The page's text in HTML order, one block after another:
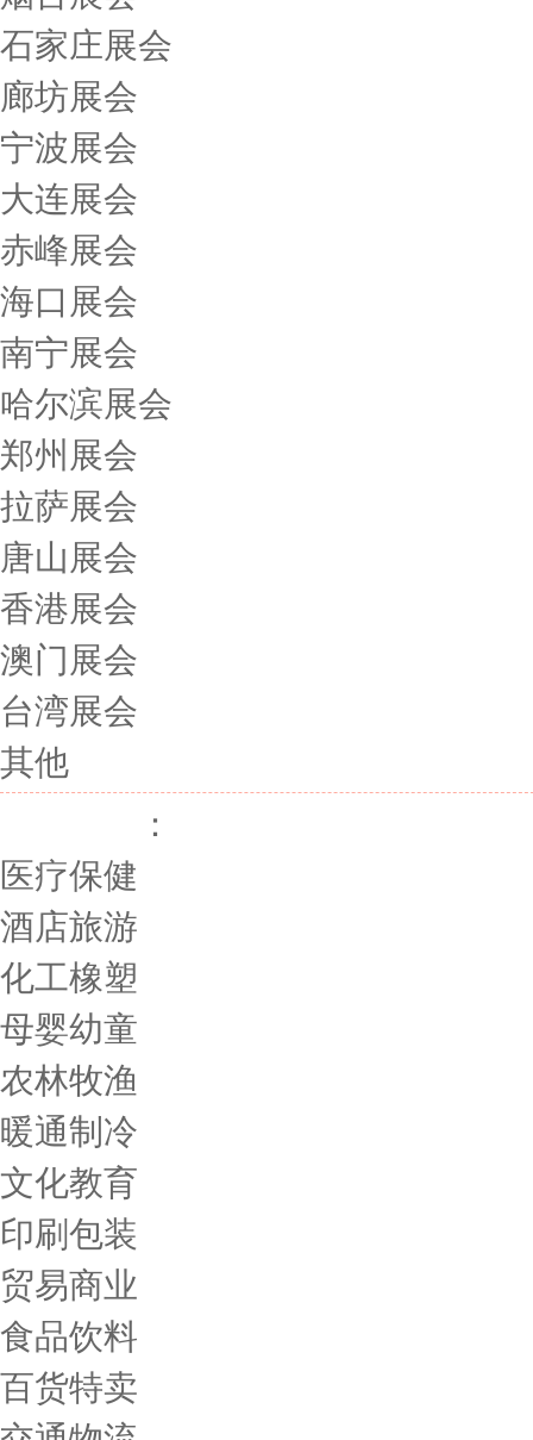
石家庄展会
廊坊展会
宁波展会
大连展会
赤峰展会
海口展会
南宁展会
哈尔滨展会
郑州展会
拉萨展会
唐山展会
香港展会
澳门展会
台湾展会
其他
：
医疗保健
酒店旅游
化工橡塑
母婴幼童
农林牧渔
暖通制冷
文化教育
印刷包装
贸易商业
食品饮料
百货特卖